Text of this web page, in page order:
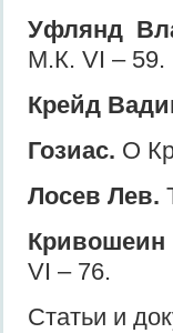
Уфлянд
М.К. VI – 59.
Крейд
Гозиас. О
Лосев Лев.
Кривошеин
VI – 76.
Статьи и